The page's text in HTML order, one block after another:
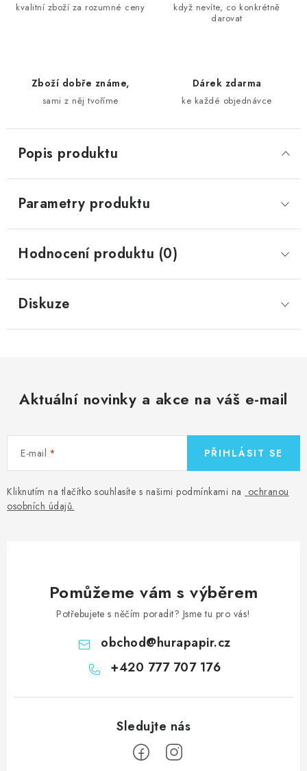
kvalitní zboží za rozumné ceny
když nevíte, co konkrétně
darovat
Zboží dobře známe,
sami z něj tvoříme
Dárek zdarma
ke každé objednávce
Popis produktu
Parametry produktu
Hodnocení produktu (0)
Diskuze
Aktuální novinky a akce na váš e-mail
E-mail
Kliknutím na tlačítko souhlasíte s našimi podmínkami na ochranou
osobních údajů.
PŘIHLÁSIT SE
Pomůžeme vám s výběrem
Potřebujete s něčím poradit? Jsme tu pro vás!
obchod@hurapapir.cz
+420 777 707 176